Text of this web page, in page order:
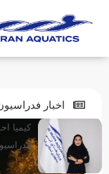
اخبار
کیمیا